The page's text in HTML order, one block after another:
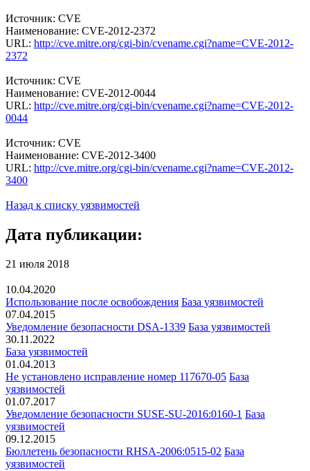
Источник: CVE
Наименование: CVE-2012-2372
URL: http://cve.mitre.org/cgi-bin/cvename.cgi?name=CVE-2012-
2372
Источник: CVE
Наименование: CVE-2012-0044
URL: http://cve.mitre.org/cgi-bin/cvename.cgi?name=CVE-2012-
0044
Источник: CVE
Наименование: CVE-2012-3400
URL: http://cve.mitre.org/cgi-bin/cvename.cgi?name=CVE-2012-
3400
Назад к списку уязвимостей
Дата публикации:
21 июля 2018
10.04.2020
Использование после освобождения База уязвимостей
07.04.2015
Уведомление безопасности DSA-1339 База уязвимостей
30.11.2022
База уязвимостей
01.04.2013
Не установлено исправление номер 117670-05 База
уязвимостей
01.07.2017
Уведомление безопасности SUSE-SU-2016:0160-1 База
уязвимостей
09.12.2015
Бюллетень безопасности RHSA-2006:0515-02 База
уязвимостей